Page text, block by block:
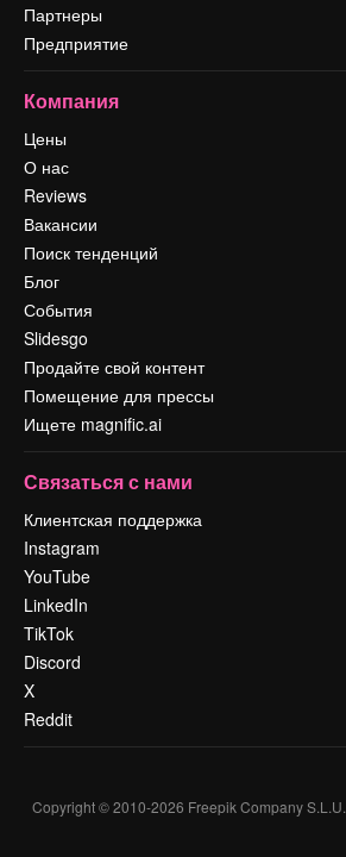
Партнеры
Предприятие
Компания
Цены
О нас
Reviews
Вакансии
Поиск тенденций
Блог
События
Slidesgo
Продайте свой контент
Помещение для прессы
Ищете magnific.ai
Связаться с нами
Клиентская поддержка
Instagram
YouTube
LinkedIn
TikTok
Discord
X
Reddit
Copyright © 2010-2026 Freepik Company S.L.U.